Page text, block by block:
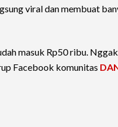
viral dan membuat
masuk Rp50 ribu.
Facebook komunitas